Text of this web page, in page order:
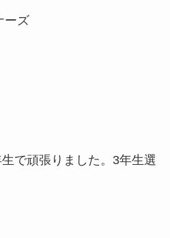
ーズ
で頑張りました。3年生選